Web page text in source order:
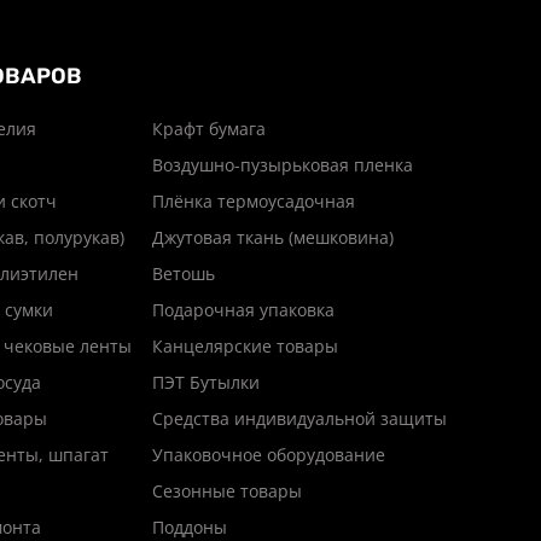
Крафт бумага
Воздушно-пузырьковая пленка
скотч
Плёнка термоусадочная
полурукав)
Джутовая ткань (мешковина)
Ветошь
Подарочная упаковка
чековые ленты
Канцелярские товары
ПЭТ Бутылки
Средства индивидуальной защиты
шпагат
Упаковочное оборудование
Сезонные товары
Поддоны